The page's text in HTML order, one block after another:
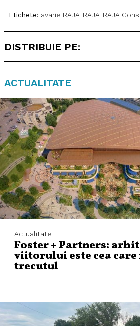
Etichete: avarie RAJA RAJA RAJA
DISTRIBUIE PE:
ACTUALITATE
Actualitate
Foster + Partners:
viitorului este cea
trecutul